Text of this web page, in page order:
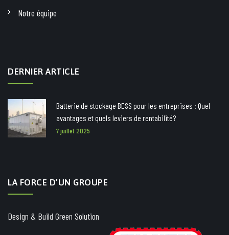
Notre équipe
DERNIER ARTICLE
Batterie de stockage BESS pour les entreprises : Quel
avantages et quels leviers de rentabilité?
7 juillet 2025
LA FORCE D’UN GROUPE
Design & Build Green Solution